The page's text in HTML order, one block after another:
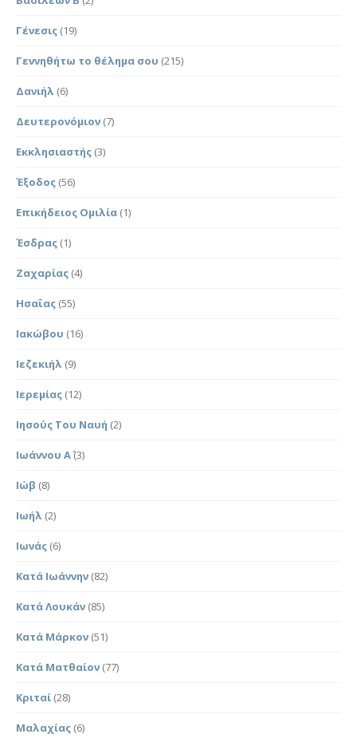
Γένεσις (19)
Γεννηθήτω το θέλημα σου (215)
Δανιήλ (6)
Δευτερονόμιον (7)
Εκκλησιαστής (3)
Έξοδος (56)
Επικήδειος Ομιλία (1)
Έσδρας (1)
Ζαχαρίας (4)
Ησαΐας (55)
Ιακώβου (16)
Ιεζεκιήλ (9)
Ιερεμίας (12)
Ιησούς Του Ναυή (2)
Ιωάννου Α΄(3)
Ιώβ (8)
Ιωήλ (2)
Ιωνάς (6)
Κατά Ιωάννην (82)
Κατά Λουκάν (85)
Κατά Μάρκον (51)
Κατά Ματθαίον (77)
Κριταί (28)
Μαλαχίας (6)